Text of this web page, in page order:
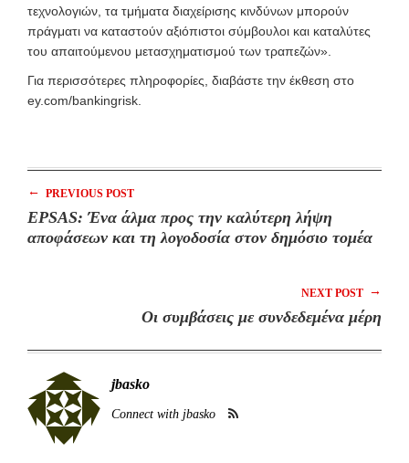
τεχνολογιών, τα τμήματα διαχείρισης κινδύνων μπορούν
πράγματι να καταστούν αξιόπιστοι σύμβουλοι και καταλύτες
του απαιτούμενου μετασχηματισμού των τραπεζών».
Για περισσότερες πληροφορίες, διαβάστε την έκθεση στο
ey.com/bankingrisk.
← PREVIOUS POST
EPSAS: Ένα άλμα προς την καλύτερη λήψη
αποφάσεων και τη λογοδοσία στον δημόσιο τομέα
NEXT POST →
Oι συμβάσεις με συνδεδεμένα μέρη
jbasko
Connect with jbasko